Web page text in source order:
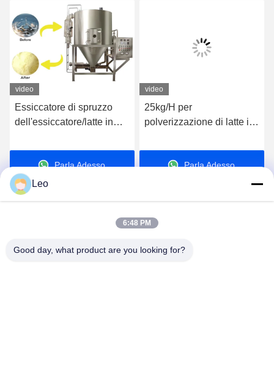
video
Essiccatore di spruzzo
dell'essiccatore/latte in
controllo 150kg/H GPL
dello SpA grande
Parla Adesso.
video
25kg/H per
polverizzazione di latte in
del glucosio della torre di
essiccaggio piccolo che fa
Parla Adesso.
Jiangsu Shengman Drying Equipment
Leo
6:48 PM
Good day, what product are you looking for?